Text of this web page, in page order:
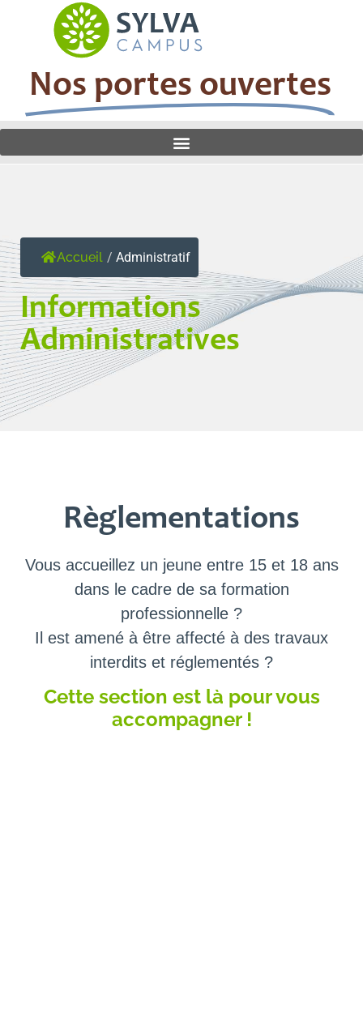
Nos portes ouvertes
Accueil / Administratif
Informations
Administratives
Règlementations
Vous accueillez un jeune entre 15 et 18 ans
dans le cadre de sa formation
professionnelle ?
Il est amené à être affecté à des travaux
interdits et réglementés ?
Cette section est là pour vous
accompagner !